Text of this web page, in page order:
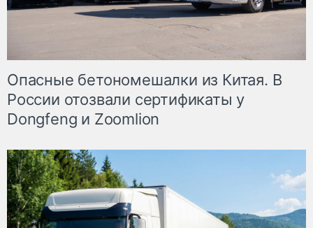
Опасные бетономешалки из Китая. В
России отозвали сертификаты у
Dongfeng и Zoomlion